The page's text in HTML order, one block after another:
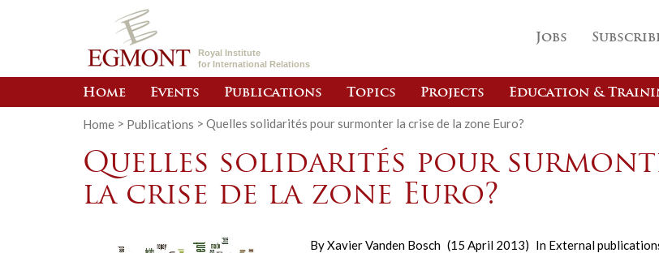
Royal Institute
for International Relations
Jobs
Home Events Publications Topics Projects Education &
Home > Publications > Quelles solidarités pour surmonter la crise de la zone Euro?
Quelles solidarités pour
la crise de la zone Euro?
ByXavier Vanden Bosch (15 April 2013) In External